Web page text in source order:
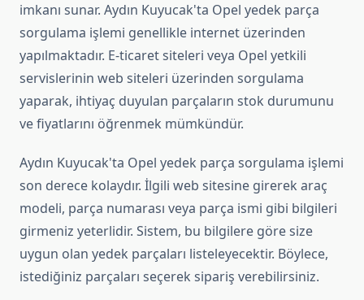
imkanı sunar. Aydın Kuyucak'ta Opel yedek parça
sorgulama işlemi genellikle internet üzerinden
yapılmaktadır. E-ticaret siteleri veya Opel yetkili
servislerinin web siteleri üzerinden sorgulama
yaparak, ihtiyaç duyulan parçaların stok durumunu
ve fiyatlarını öğrenmek mümkündür.
Aydın Kuyucak'ta Opel yedek parça sorgulama işlemi
son derece kolaydır. İlgili web sitesine girerek araç
modeli, parça numarası veya parça ismi gibi bilgileri
girmeniz yeterlidir. Sistem, bu bilgilere göre size
uygun olan yedek parçaları listeleyecektir. Böylece,
istediğiniz parçaları seçerek sipariş verebilirsiniz.